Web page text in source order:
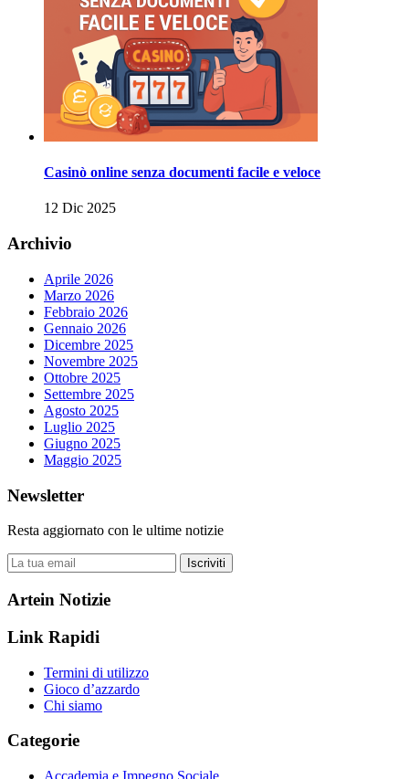
Casinò online senza documenti facile e veloce
12 Dic 2025
Archivio
Aprile 2026
Marzo 2026
Febbraio 2026
Gennaio 2026
Dicembre 2025
Novembre 2025
Ottobre 2025
Settembre 2025
Agosto 2025
Luglio 2025
Giugno 2025
Maggio 2025
Newsletter
Resta aggiornato con le ultime notizie
Iscriviti
Artein Notizie
Link Rapidi
Termini di utilizzo
Gioco d’azzardo
Chi siamo
Categorie
Accademia e Impegno Sociale